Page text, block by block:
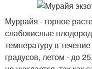
Муррайя - горное
слабокислые
температуру в
градусов, летом - до